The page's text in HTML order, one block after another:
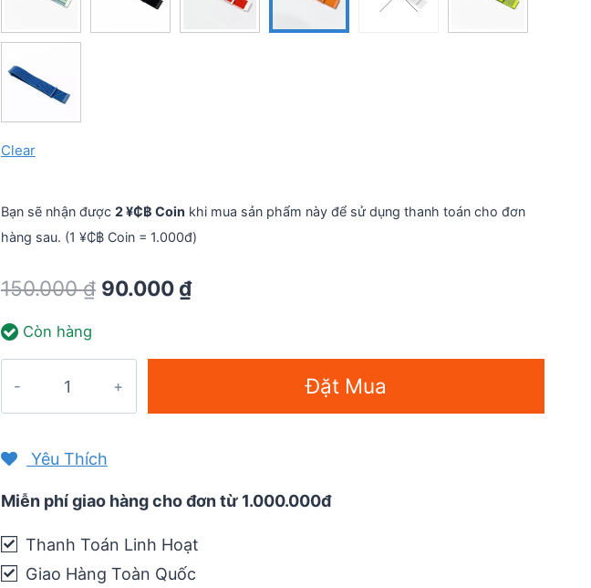
Clear
Bạn sẽ nhận được 2 ¥₵฿ Coin khi mua sản phẩm này để sử dụng thanh toán cho đơn
hàng sau. (1 ¥₵฿ Coin = 1.000đ)
150.000₫ Original
150.000 ₫.
90.000 ₫Current
90.000 ₫.
Còn hàng
QR
Sport
22mm
-
Đặt Mua
Yêu Thích
Miễn phí giao hàng cho đơn từ 1.000.000đ
Thanh Toán Linh Hoạt
Giao Hàng Toàn Quốc